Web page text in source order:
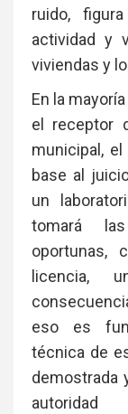
ruido,
actividad y
viviendas y
En la
el receptor
municipal,
base al
un
tomará
oportunas,
licencia,
eso es
técnica de
demostrada